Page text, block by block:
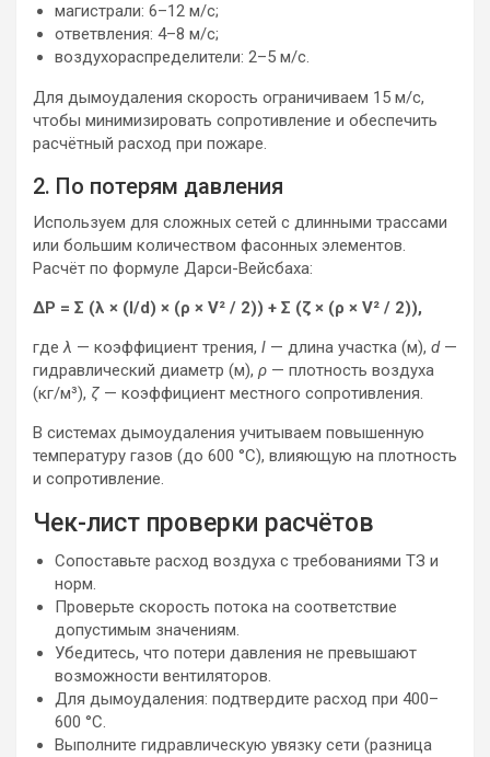
магистрали: 6–12 м/с;
ответвления: 4–8 м/с;
воздухораспределители: 2–5 м/с.
Для дымоудаления скорость ограничиваем 15 м/с,
чтобы минимизировать сопротивление и обеспечить
расчётный расход при пожаре.
2. По потерям давления
Используем для сложных сетей с длинными трассами
или большим количеством фасонных элементов.
Расчёт по формуле Дарси-Вейсбаха:
ΔP = Σ (λ × (l/d) × (ρ × V² / 2)) + Σ (ζ × (ρ × V² / 2)),
гдеλ — коэффициент трения, l — длина участка (м), d—
гидравлический диаметр (м), ρ — плотность воздуха
(кг/м³), ζ — коэффициент местного сопротивления.
В системах дымоудаления учитываем повышенную
температуру газов (до 600 °C), влияющую на плотность
и сопротивление.
Чек-лист проверки расчётов
Сопоставьте расход воздуха с требованиями ТЗ и
норм.
Проверьте скорость потока на соответствие
допустимым значениям.
Убедитесь, что потери давления не превышают
возможности вентиляторов.
Для дымоудаления: подтвердите расход при 400–
600 °C.
Выполните гидравлическую увязку сети (разница